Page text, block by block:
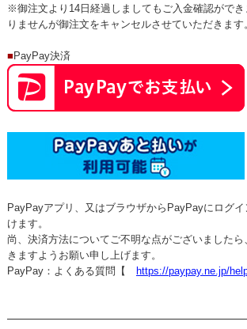
※御注文より14日経過しましてもご入金確認がで
りませんが御注文をキャンセルさせていただきます
■ PayPay決済
PayPayアプリ、又はブラウザからPayPayにログ
けます。
尚、決済方法についてご不明な点がございました
きますようお願い申し上げます。
PayPay：よくある質問【
https://paypay.ne.jp/